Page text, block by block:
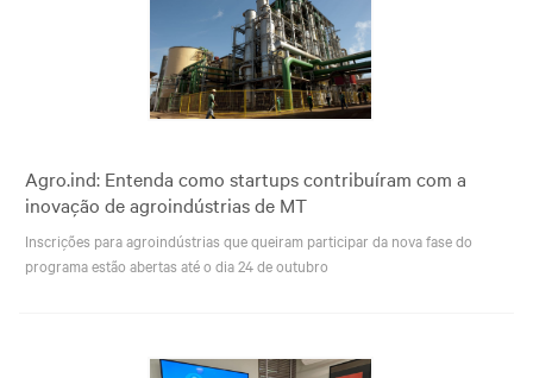
Agro.ind: Entenda como startups contribuíram com a
inovação de agroindústrias de MT
Inscrições para agroindústrias que queiram participar da nova fase do
programa estão abertas até o dia 24 de outubro